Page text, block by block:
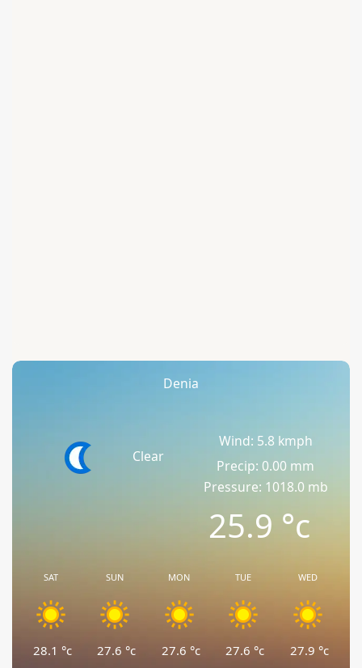
Denia
Clear
Wind: 5.8 kmph
Precip: 0.00 mm
Pressure: 1018.0 mb
25.9°c
SAT
28.1 °c
SUN
27.6 °c
MON
27.6 °c
TUE
27.6 °c
WED
27.9 °c